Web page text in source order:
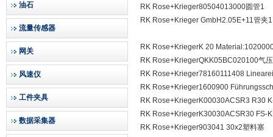
油石
流量传感器
网关
风速仪
工件夹具
数据采集器
RK Rose+Krieger80504013000圆管1
RK Rose+Krieger GmbH2.05E+11管夹1
RK Rose+KriegerK 20
RK Rose+KriegerQKK05BC020100气
RK Rose+Krieger78160111408
RK Rose+Krieger1600900
RK Rose+KriegerK00030ACSR3 R30
RK Rose+KriegerK30030ACSR30 FS-
RK Rose+Krieger903041 30x2塑料塞